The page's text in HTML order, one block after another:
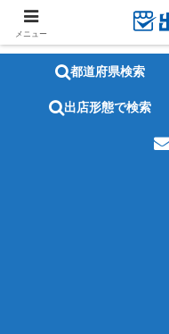
都道府県検索
出店形態で検索
メニュー